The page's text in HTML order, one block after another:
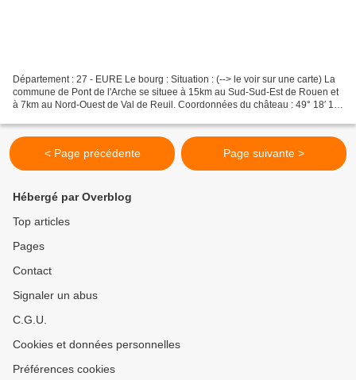
Département : 27 - EURE Le bourg : Situation : (--> le voir sur une carte) La
commune de Pont de l'Arche se situee à 15km au Sud-Sud-Est de Rouen et
à 7km au Nord-Ouest de Val de Reuil. Coordonnées du château : 49° 18′ 12″
< Page précédente Page suivante >
Hébergé par Overblog
Top articles
Pages
Contact
Signaler un abus
C.G.U.
Cookies et données personnelles
Préférences cookies